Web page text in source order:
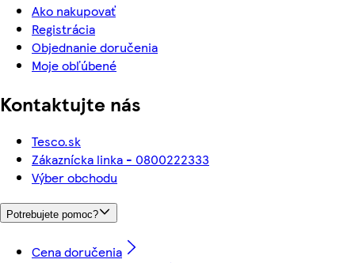
Ako nakupovať
Registrácia
Objednanie doručenia
Moje obľúbené
Kontaktujte nás
Tesco.sk
Zákaznícka linka - 0800222333
Výber obchodu
Potrebujete pomoc?
Cena doručenia